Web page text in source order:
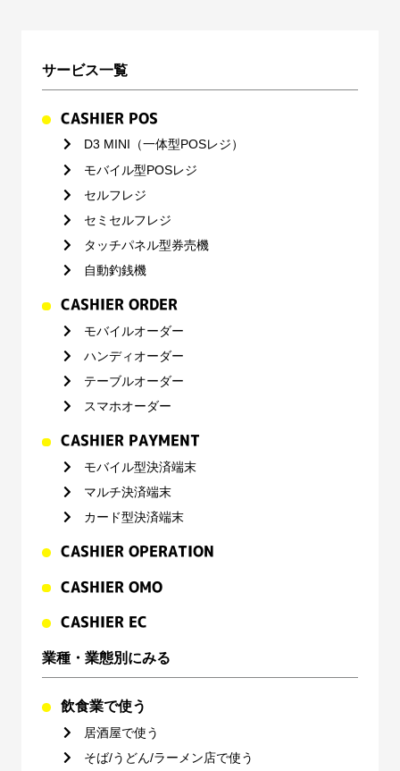
サービス一覧
CASHIER POS
D3 MINI（一体型POSレジ）
モバイル型POSレジ
セルフレジ
セミセルフレジ
タッチパネル型券売機
自動釣銭機
CASHIER ORDER
モバイルオーダー
ハンディオーダー
テーブルオーダー
スマホオーダー
CASHIER PAYMENT
モバイル型決済端末
マルチ決済端末
カード型決済端末
CASHIER OPERATION
CASHIER OMO
CASHIER EC
業種・業態別にみる
飲食業で使う
居酒屋で使う
そば/うどん/ラーメン店で使う